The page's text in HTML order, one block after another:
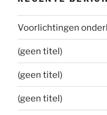
Voorlichtingen
(geen titel)
(geen titel)
(geen titel)